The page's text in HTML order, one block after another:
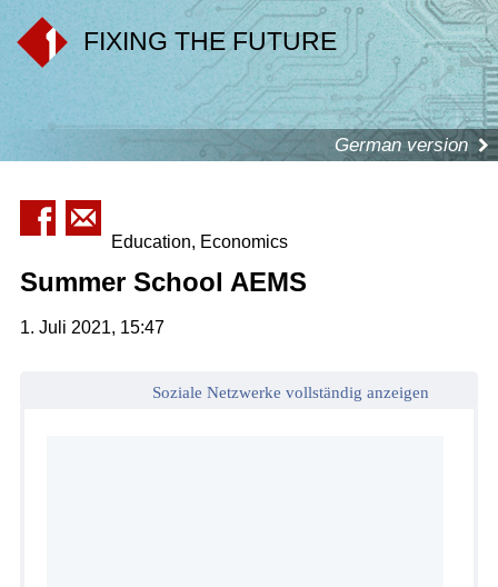
FIXING THE FUTURE
German version
Education, Economics
Summer School AEMS
1. Juli 2021, 15:47
Soziale Netzwerke vollständig anzeigen